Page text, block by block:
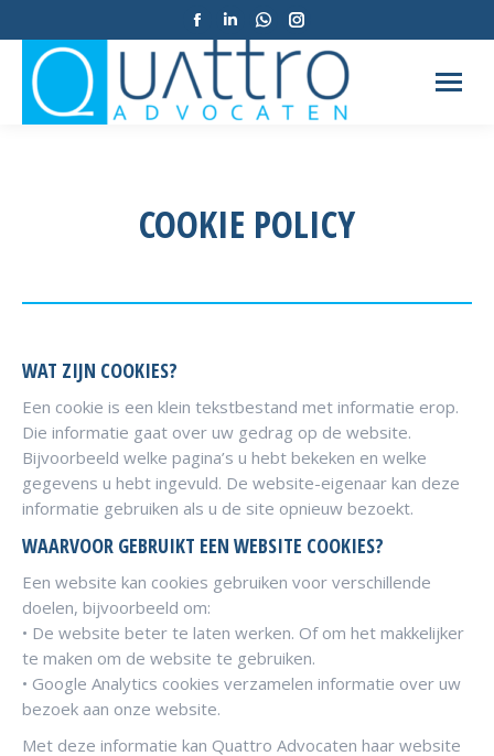
Facebook
pagina
in
Linkedin
pagina
in
Whatsapp
pagina
opent
in
pagina
opent
in
COOKIE POLICY
WAT ZIJN COOKIES?
Een cookie is een klein tekstbestand met informatie erop.
Die informatie gaat over uw gedrag op de website.
Bijvoorbeeld welke pagina’s u hebt bekeken en welke
gegevens u hebt ingevuld. De website-eigenaar kan deze
informatie gebruiken als u de site opnieuw bezoekt.
WAARVOOR GEBRUIKT EEN WEBSITE COOKIES?
Een website kan cookies gebruiken voor verschillende
doelen, bijvoorbeeld om:
• De website beter te laten werken. Of om het makkelijker
te maken om de website te gebruiken.
• Google Analytics cookies verzamelen informatie over uw
bezoek aan onze website.
Met deze informatie kan Quattro Advocaten haar website